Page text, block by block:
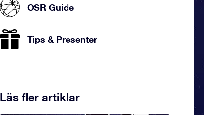
OSR Guide
Tips & Presenter
Läs fler artiklar